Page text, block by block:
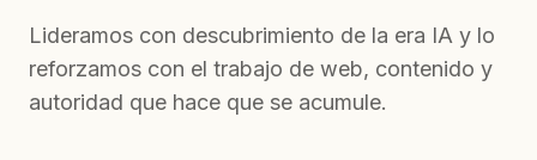
Lideramos con descubrimiento de la era IA y lo
reforzamos con el trabajo de web, contenido y
autoridad que hace que se acumule.